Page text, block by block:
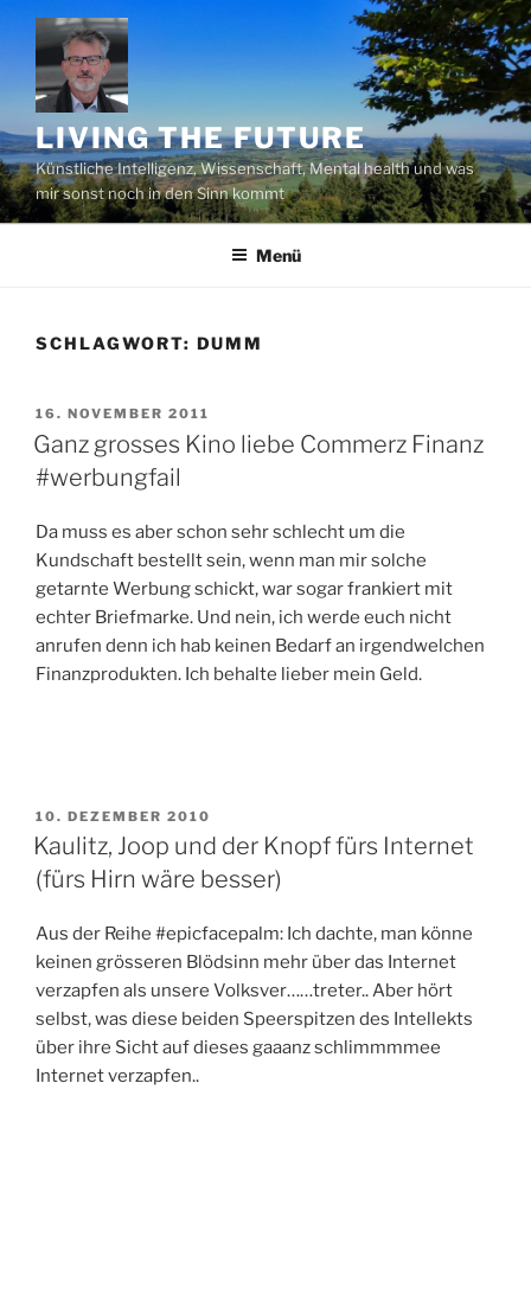
Zum
Inhalt
springen
LIVING THE FUTURE
Künstliche Intelligenz, Wissenschaft, Mental health und was
mir sonst noch in den Sinn kommt
Menü
SCHLAGWORT: DUMM
VERÖFFENTLICHT
AM
16. NOVEMBER 2011
Ganz grosses Kino liebe Commerz Finanz
#werbungfail
Da muss es aber schon sehr schlecht um die
Kundschaft bestellt sein, wenn man mir solche
getarnte Werbung schickt, war sogar frankiert mit
echter Briefmarke. Und nein, ich werde euch nicht
anrufen denn ich hab keinen Bedarf an irgendwelchen
Finanzprodukten. Ich behalte lieber mein Geld.
VERÖFFENTLICHT
AM
10. DEZEMBER 2010
Kaulitz, Joop und der Knopf fürs Internet
(fürs Hirn wäre besser)
Aus der Reihe #epicfacepalm: Ich dachte, man könne
keinen grösseren Blödsinn mehr über das Internet
verzapfen als unsere Volksver……treter.. Aber hört
selbst, was diese beiden Speerspitzen des Intellekts
über ihre Sicht auf dieses gaaanz schlimmmmee
Internet verzapfen..